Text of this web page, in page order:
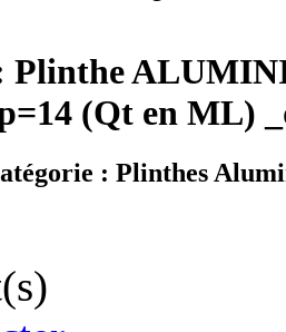
Plinthe
(Qt en ML)
: Plinthes